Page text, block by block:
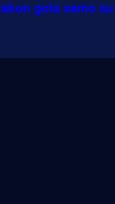
zabio
ligi!
gola samo su